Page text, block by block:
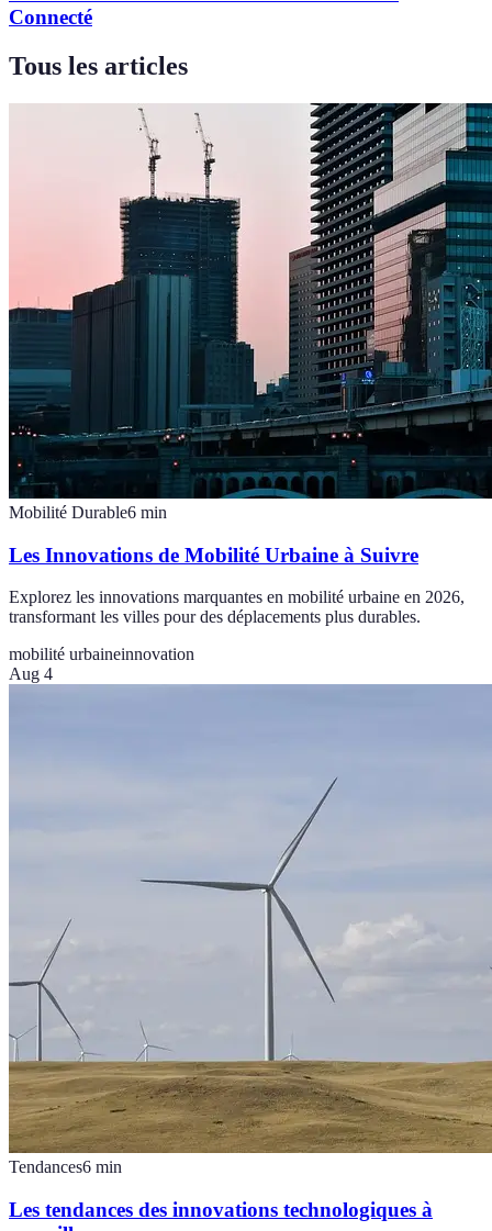
Connecté
Tous les articles
Mobilité Durable6 min
Les Innovations de Mobilité Urbaine à Suivre
Explorez les innovations marquantes en mobilité urbaine en 2026,
transformant les villes pour des déplacements plus durables.
mobilité urbaineinnovation
Aug 4
Tendances6 min
Les tendances des innovations technologiques à